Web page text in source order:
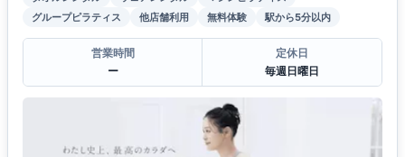
グループピラティス
他店舗利用 無料体験 駅から5分以内
営業時間
ー
定休日
毎週日曜日